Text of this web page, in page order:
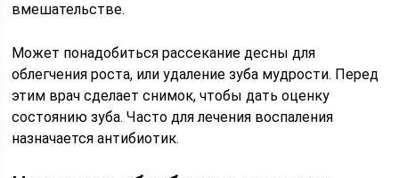
вмешательстве.
Может понадобиться рассекание десны для
облегчения роста, или удаление зуба мудрости. Перед
этим врач сделает снимок, чтобы дать оценку
состоянию зуба. Часто для лечения воспаления
назначается антибиотик.